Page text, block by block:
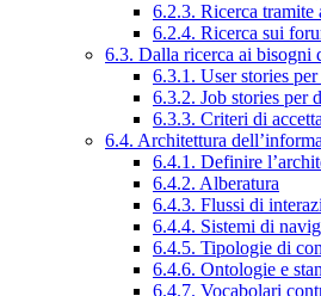
6.2.3. Ricerca tramite
6.2.4. Ricerca sui
6.3. Dalla ricerca ai bisogni
6.3.1. User stories
6.3.2. Job stories per
6.3.3. Criteri di
6.4. Architettura
6.4.1. Definire
6.4.2. Alberatura
6.4.3. Flussi di
6.4.4. Sistemi di
6.4.5. Tipologie di
6.4.6. Ontologie e
6.4.7. Vocabolari